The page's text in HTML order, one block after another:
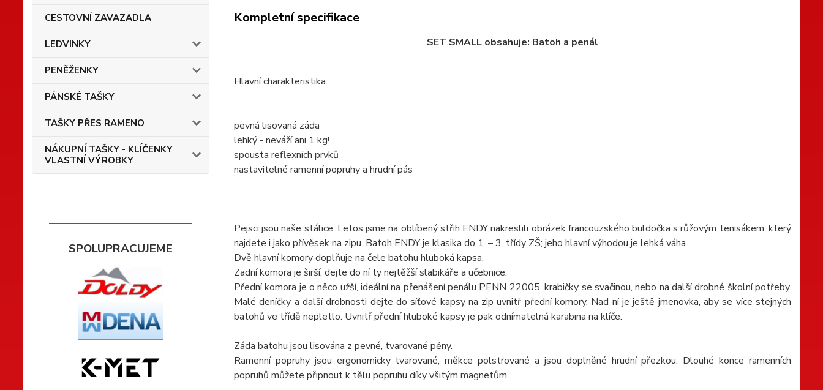
CESTOVNÍ ZAVAZADLA
LEDVINKY
PENĚŽENKY
PÁNSKÉ TAŠKY
TAŠKY PŘES RAMENO
NÁKUPNÍ TAŠKY - KLÍČENKY
VLASTNÍ VÝROBKY
SPOLUPRACUJEME
Kompletní specifikace
SET SMALL obsahuje: Batoh a penál
Hlavní charakteristika:
pevná lisovaná záda
lehký - neváží ani 1 kg!
spousta reflexních prvků
nastavitelné ramenní popruhy a hrudní pás
Pejsci jsou naše stálice. Letos jsme na oblíbený střih ENDY nakreslili obrázek francouzského buldočka s růžovým tenisákem, který
najdete i jako přívěsek na zipu. Batoh ENDY je klasika do 1. – 3. třídy ZŠ; jeho hlavní výhodou je lehká váha.
Dvě hlavní komory doplňuje na čele batohu hluboká kapsa.
Zadní komora je širší, dejte do ní ty nejtěžší slabikáře a učebnice.
Přední komora je o něco užší, ideální na přenášení penálu PENN 22005, krabičky se svačinou, nebo na další drobné školní potřeby.
Malé deníčky a další drobnosti dejte do síťové kapsy na zip uvnitř přední komory. Nad ní je ještě jmenovka, aby se více stejných
batohů ve třídě nepletlo. Uvnitř přední hluboké kapsy je pak odnímatelná karabina na klíče.
Záda batohu jsou lisována z pevné, tvarované pěny.
Ramenní popruhy jsou ergonomicky tvarované, měkce polstrované a jsou doplněné hrudní přezkou. Dlouhé konce ramenních
popruhů můžete připnout k tělu popruhu díky všitým magnetům.